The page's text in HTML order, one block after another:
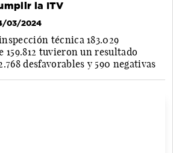
la ITV
03/2024
técnica 183.029
159.812 tuvieron un resultado
desfavorables y 590 negativas